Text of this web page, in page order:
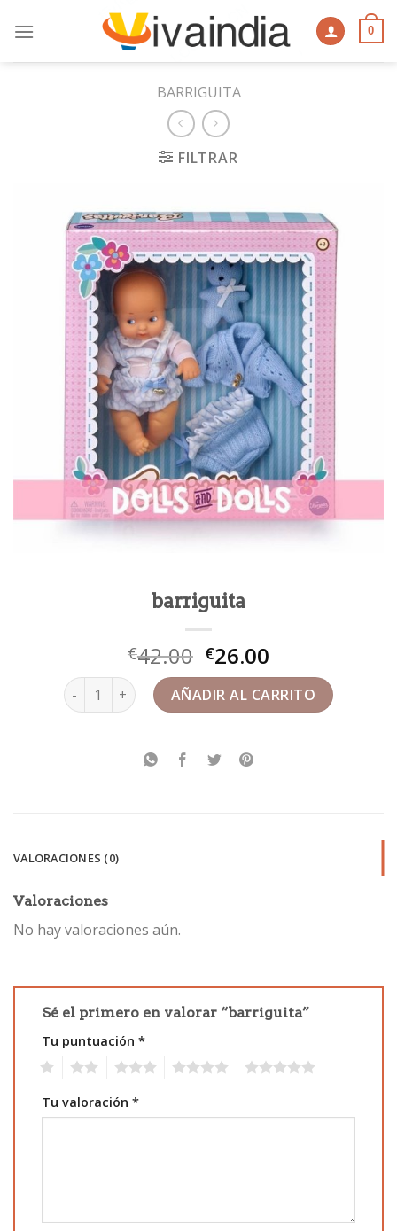
0
BARRIGUITA
FILTRAR
barriguita
€42.00 €26.00
barriguita cantidadAÑADIR AL CARRITO
VALORACIONES (0)
Valoraciones
No hay valoraciones aún.
Sé el primero en valorar “barriguita”
Tu puntuación *
Tu valoración *